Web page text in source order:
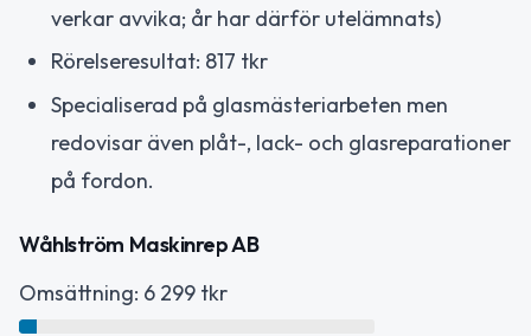
verkar avvika; år har därför utelämnats)
Rörelseresultat: 817 tkr
Specialiserad på glasmästeriarbeten men
redovisar även plåt-, lack- och glasreparationer
på fordon.
Wåhlström Maskinrep AB
Omsättning: 6 299 tkr